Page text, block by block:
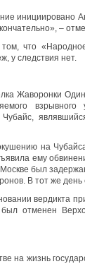
–
что
у следствия нет.
Жаворонки
Чубайс,
на
ему
был
В тот же
вердикта
был отменен
на жизнь